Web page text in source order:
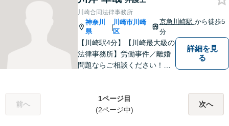
ます。人権を守りながら社会
の役に立つことがやりがいで
す。【後払いOK】
川崎合同法律事務所
神奈川
県
|
川崎市川崎
区
京急川崎駅 から徒歩5
分
【川崎駅4分】【川崎最大級の
法律事務所】労働事件／離婚
問題ならご相談ください！労
師などとの研究会を行い、協
力医と連携した高いレベルで
詳細を見
る
前へ
1ページ目
(2ページ中)
次へ